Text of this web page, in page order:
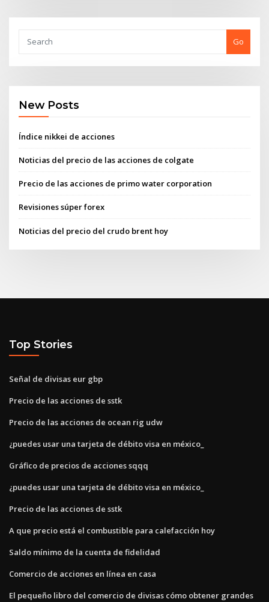
Go
New Posts
Índice nikkei de acciones
Noticias del precio de las acciones de colgate
Precio de las acciones de primo water corporation
Revisiones súper forex
Noticias del precio del crudo brent hoy
Top Stories
Señal de divisas eur gbp
Precio de las acciones de sstk
Precio de las acciones de ocean rig udw
¿puedes usar una tarjeta de débito visa en méxico_
Gráfico de precios de acciones sqqq
¿puedes usar una tarjeta de débito visa en méxico_
Precio de las acciones de sstk
A que precio está el combustible para calefacción hoy
Saldo mínimo de la cuenta de fidelidad
Comercio de acciones en línea en casa
El pequeño libro del comercio de divisas cómo obtener grandes